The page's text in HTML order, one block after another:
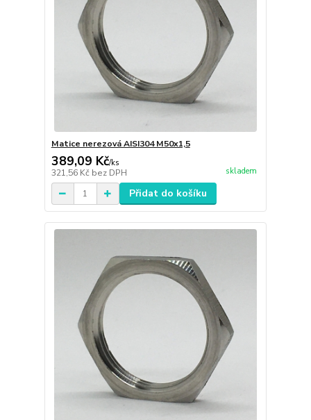
Matice nerezová AISI304 M50x1,5
389,09 Kč/ks
321,56 Kč bez DPH skladem
Přidat do košíku